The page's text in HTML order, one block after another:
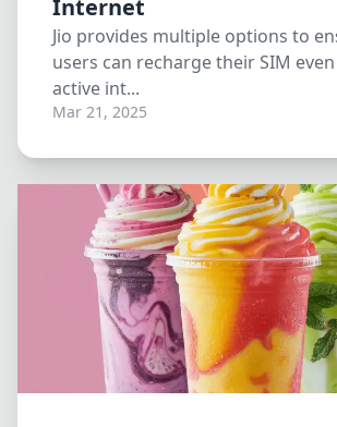
Internet
Jio provides multiple options to
users can recharge their SIM
active int...
Mar 21, 2025